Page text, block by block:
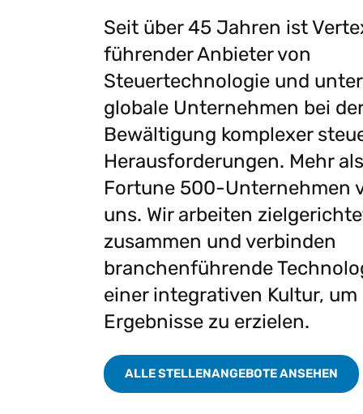
Einblicke
SONDERBERICHT
Gartner®-Report:
Predicts 2026 - Hin
zu einer KI-
zentrierten
Finanzfunktion
Setzen Sie bei KI-
gestützten Finanzen auf
einen strategischen
Ansatz.
Mit den
aufkommenden
Anforderungen an E-
Rechnungsstellung
Schritt zu halten.
Erkunden Vertex e-
Invoicing
Seit über 45 Jahren ist
führender Anbieter von
Steuertechnologie und
globale Unternehmen bei der
Bewältigung komplexer
Herausforderungen. Mehr
Fortune 500-Unternehmen
uns. Wir arbeiten
zusammen und verbinden
branchenführende
einer integrativen Kultur, um
Ergebnisse zu erzielen.
ALLE STELLENANGEBOTE ANSEHEN